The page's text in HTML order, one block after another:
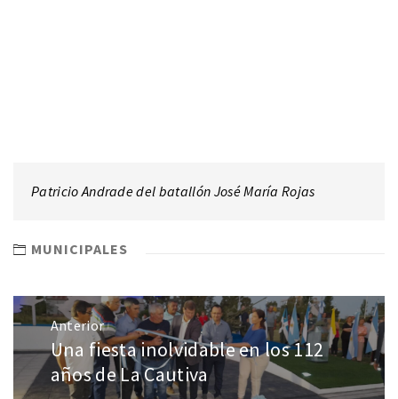
Patricio Andrade del batallón José María Rojas
MUNICIPALES
Anterior
Una fiesta inolvidable en los 112
años de La Cautiva